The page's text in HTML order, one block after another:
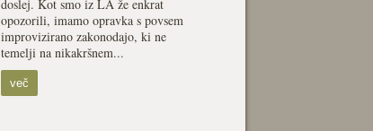
doslej. Kot smo iz LA že enkrat
opozorili, imamo opravka s povsem
improvizirano zakonodajo, ki ne
temelji na nikakršnem...
več